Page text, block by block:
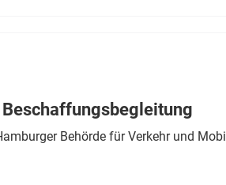
Behörde für Verkehr und